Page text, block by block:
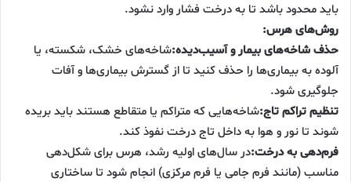
باید محدود باشد تا به درخت فشار وارد نشود.
روش‌های هرس:
حذف شاخه‌های بیمار و آسیب‌دیده:شاخه‌های خشک، شکسته، یا
آلوده به بیماری‌ها را حذف کنید تا از گسترش بیماری‌ها و آفات
جلوگیری شود.
تنظیم تراکم تاج:شاخه‌هایی که متراکم یا متقاطع هستند باید بریده
شوند تا نور و هوا به داخل تاج درخت نفوذ کند.
فرم‌دهی به درخت:در سال‌های اولیه رشد، هرس برای شکل‌دهی
مناسب (مانند فرم جامی یا فرم مرکزی) انجام شود تا ساختاری